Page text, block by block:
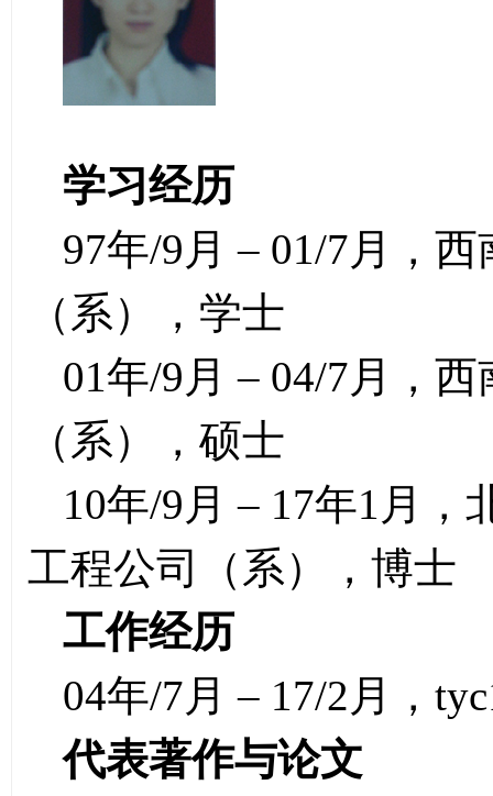
学习经历
97年/9月 – 01/7月，
（系），学士
01年/9月 – 04/7月，
（系），硕士
10年/9月 – 17年1月
工程公司（系），博士
工作经历
04年/7月 – 17/2月，
代表著作与论文